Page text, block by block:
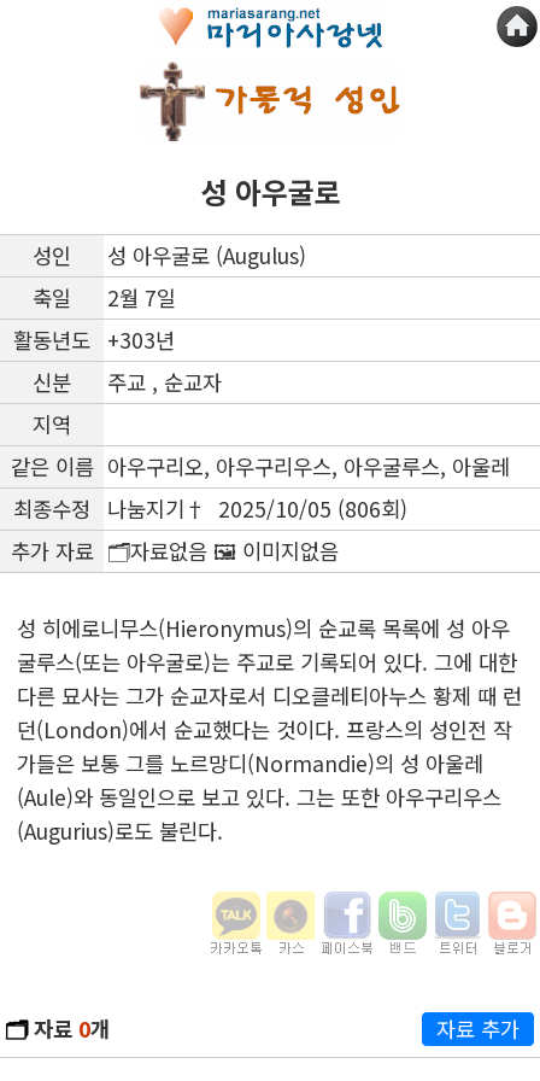
성 아우굴로
성인
성 아우굴로 (Augulus)
축일
2월 7일
활동년도 +303년
신분
주교 , 순교자
지역
같은 이름 아우구리오, 아우구리우스, 아우굴루스, 아울레
최종수정
나눔지기† 2025/10/05 (806회)
추가 자료 🗂️자료없음 🖼️ 이미지없음
성 히에로니무스(Hieronymus)의 순교록 목록에 성 아우
굴루스(또는 아우굴로)는 주교로 기록되어 있다. 그에 대한
다른 묘사는 그가 순교자로서 디오클레티아누스 황제 때 런
던(London)에서 순교했다는 것이다. 프랑스의 성인전 작
가들은 보통 그를 노르망디(Normandie)의 성 아울레
(Aule)와 동일인으로 보고 있다. 그는 또한 아우구리우스
(Augurius)로도 불린다.
🗂️자료 0개 자료 추가